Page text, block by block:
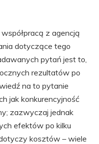
z agencją
dotyczące tego
pytań jest to,
rezultatów po
na to pytanie
jak konkurencyjność
zazwyczaj jednak
efektów po kilku
kosztów – wiele